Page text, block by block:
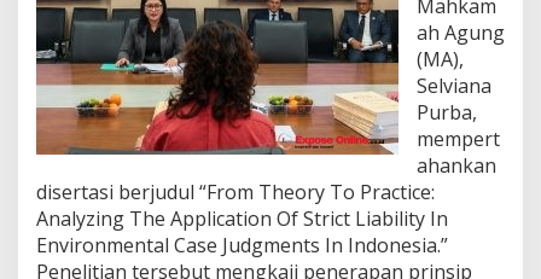
a
t
s
u
S
t
a
t
e
g
Mahkam
ah Agung
(MA),
Selviana
Purba,
mempert
ahankan
disertasi berjudul “From Theory To Practice:
Analyzing The Application Of Strict Liability In
Environmental Case Judgments In Indonesia.”
Penelitian tersebut mengkaji penerapan prinsip